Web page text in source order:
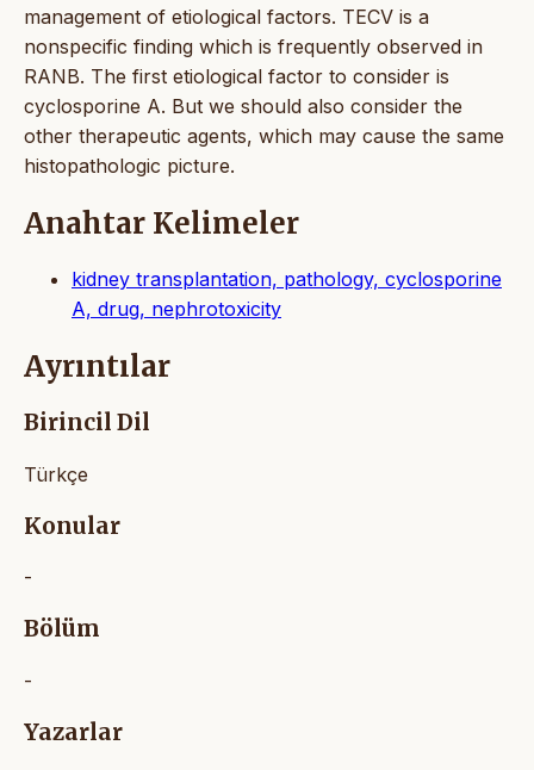
management of etiological factors. TECV is a
nonspecific finding which is frequently observed in
RANB. The first etiological factor to consider is
cyclosporine A. But we should also consider the
other therapeutic agents, which may cause the same
histopathologic picture.
Anahtar Kelimeler
kidney transplantation, pathology, cyclosporine
A, drug, nephrotoxicity
Ayrıntılar
Birincil Dil
Türkçe
Konular
-
Bölüm
-
Yazarlar